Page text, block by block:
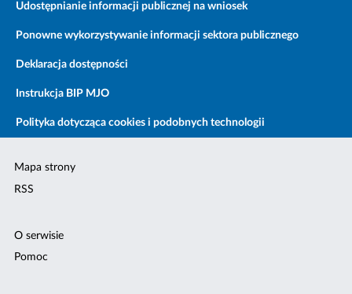
Udostępnianie informacji publicznej na wniosek
Ponowne wykorzystywanie informacji sektora publicznego
Deklaracja dostępności
Instrukcja BIP MJO
Polityka dotycząca cookies i podobnych technologii
Mapa strony
RSS
O serwisie
Pomoc